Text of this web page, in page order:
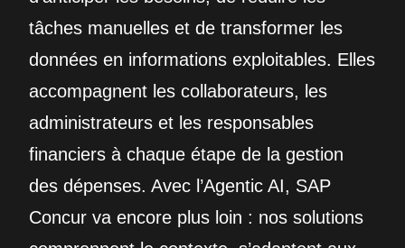
tâches manuelles et de transformer les
données en informations exploitables. Elles
accompagnent les collaborateurs, les
administrateurs et les responsables
financiers à chaque étape de la gestion
des dépenses. Avec l’Agentic AI, SAP
Concur va encore plus loin : nos solutions